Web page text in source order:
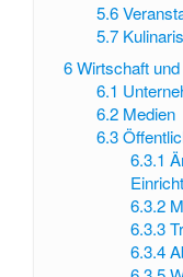
5.6
5.7
6Wirtschaft
6.1
6.2 Medien
6.3
6.3.1
6.3.2
6.3.3
6.3.4